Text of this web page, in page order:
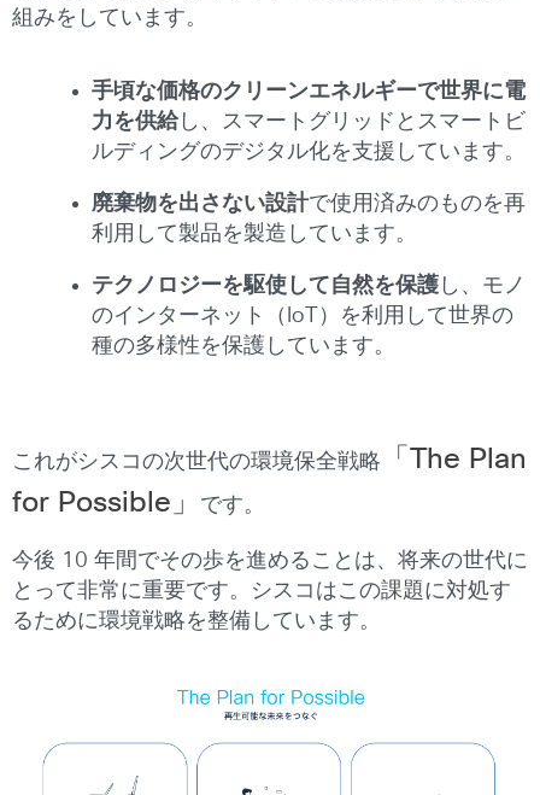
組みをしています。
手頃な価格のクリーンエネルギーで世界に電
力を供給し、スマートグリッドとスマートビ
ルディングのデジタル化を支援しています。
廃棄物を出さない設計で使用済みのものを再
利用して製品を製造しています。
テクノロジーを駆使して自然を保護 し、モノ
のインターネット（IoT）を利用して世界の
種の多様性を保護しています。
これがシスコの次世代の環境保全戦略
「The Plan
for Possible」
です。
今後 10 年間でその歩を進めることは、将来の世代に
とって非常に重要です。シスコはこの課題に対処す
るために環境戦略を整備しています。